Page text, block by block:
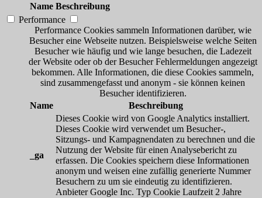
Name Beschreibung
Performance
Performance Cookies sammeln Informationen darüber, wie
Besucher eine Webseite nutzen. Beispielsweise welche Seiten
Besucher wie häufig und wie lange besuchen, die Ladezeit
der Website oder ob der Besucher Fehlermeldungen angezeigt
bekommen. Alle Informationen, die diese Cookies sammeln,
sind zusammengefasst und anonym - sie können keinen
Besucher identifizieren.
Name
Beschreibung
_ga
Dieses Cookie wird von Google Analytics installiert.
Dieses Cookie wird verwendet um Besucher-,
Sitzungs- und Kampagnendaten zu berechnen und die
Nutzung der Website für einen Analysebericht zu
erfassen. Die Cookies speichern diese Informationen
anonym und weisen eine zufällig generierte Nummer
Besuchern zu um sie eindeutig zu identifizieren.
Anbieter Google Inc. Typ Cookie Laufzeit 2 Jahre